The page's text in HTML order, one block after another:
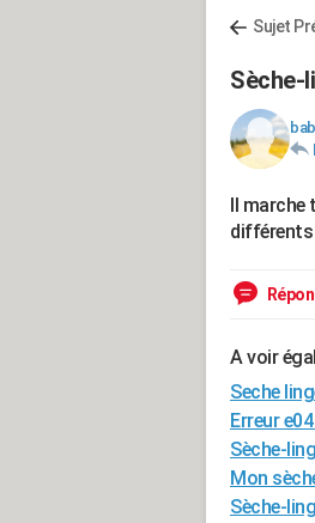
Sujet
Sèche-
Il marche
différents
A voir
Seche
Erreur
Sèche-
Mon
Sèche-